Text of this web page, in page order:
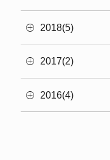
2018(5)
2017(2)
2016(4)